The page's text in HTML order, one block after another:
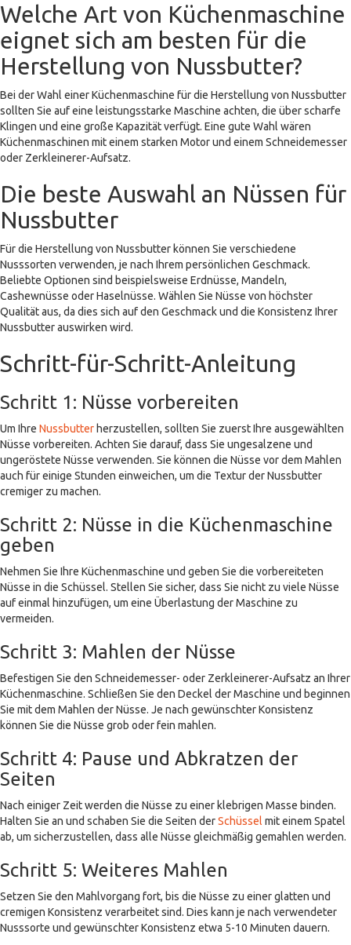
Welche Art von Küchenmaschine
eignet sich am besten für die
Herstellung von Nussbutter?
Bei der Wahl einer Küchenmaschine für die Herstellung von Nussbutter
sollten Sie auf eine leistungsstarke Maschine achten, die über scharfe
Klingen und eine große Kapazität verfügt. Eine gute Wahl wären
Küchenmaschinen mit einem starken Motor und einem Schneidemesser
oder Zerkleinerer-Aufsatz.
Die beste Auswahl an Nüssen für
Nussbutter
Für die Herstellung von Nussbutter können Sie verschiedene
Nusssorten verwenden, je nach Ihrem persönlichen Geschmack.
Beliebte Optionen sind beispielsweise Erdnüsse, Mandeln,
Cashewnüsse oder Haselnüsse. Wählen Sie Nüsse von höchster
Qualität aus, da dies sich auf den Geschmack und die Konsistenz Ihrer
Nussbutter auswirken wird.
Schritt-für-Schritt-Anleitung
Schritt 1: Nüsse vorbereiten
Um Ihre Nussbutter herzustellen, sollten Sie zuerst Ihre ausgewählten
Nüsse vorbereiten. Achten Sie darauf, dass Sie ungesalzene und
ungeröstete Nüsse verwenden. Sie können die Nüsse vor dem Mahlen
auch für einige Stunden einweichen, um die Textur der Nussbutter
cremiger zu machen.
Schritt 2: Nüsse in die Küchenmaschine
geben
Nehmen Sie Ihre Küchenmaschine und geben Sie die vorbereiteten
Nüsse in die Schüssel. Stellen Sie sicher, dass Sie nicht zu viele Nüsse
auf einmal hinzufügen, um eine Überlastung der Maschine zu
vermeiden.
Schritt 3: Mahlen der Nüsse
Befestigen Sie den Schneidemesser- oder Zerkleinerer-Aufsatz an Ihrer
Küchenmaschine. Schließen Sie den Deckel der Maschine und beginnen
Sie mit dem Mahlen der Nüsse. Je nach gewünschter Konsistenz
können Sie die Nüsse grob oder fein mahlen.
Schritt 4: Pause und Abkratzen der
Seiten
Nach einiger Zeit werden die Nüsse zu einer klebrigen Masse binden.
Halten Sie an und schaben Sie die Seiten derSchüssel mit einem Spatel
ab, um sicherzustellen, dass alle Nüsse gleichmäßig gemahlen werden.
Schritt 5: Weiteres Mahlen
Setzen Sie den Mahlvorgang fort, bis die Nüsse zu einer glatten und
cremigen Konsistenz verarbeitet sind. Dies kann je nach verwendeter
Nusssorte und gewünschter Konsistenz etwa 5-10 Minuten dauern.